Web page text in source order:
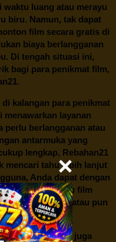
luang atau merayu
biru. Namun, tak dapat
film secara gratis di
biaya berlangganan
Di tengah situasi ini,
bagi para penikmat film,
kalangan para penikmat
layanan
perlu berlangganan atau
antarmuka yang
lengkap, Rebahan21
mencari tahu lebih lanjut
Anda dapat dengan
ditonton, baik itu film
sedang hits, atau pun
kualitas terbaik.
Rebahan21juga